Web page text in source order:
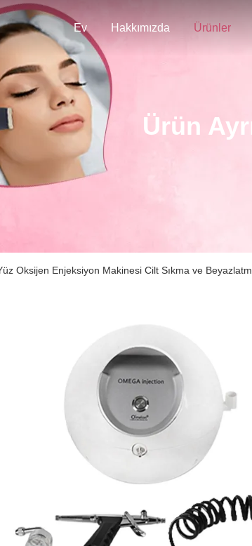
Ev Hakkımızda Ürünler
Ürün
Oksijen Enjeksiyon Makinesi Cilt Sıkma ve